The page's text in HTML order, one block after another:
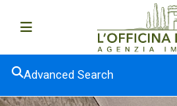
Advanced Search